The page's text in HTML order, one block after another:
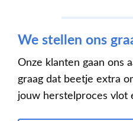
We stellen ons
Onze klanten gaan ons
graag dat beetje extra
jouw herstelproces vlot